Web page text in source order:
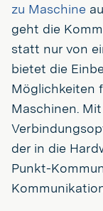
zu Maschine
geht die
statt nur von
bietet die
Möglichkeiten
Maschinen.
der in die
Punkt-